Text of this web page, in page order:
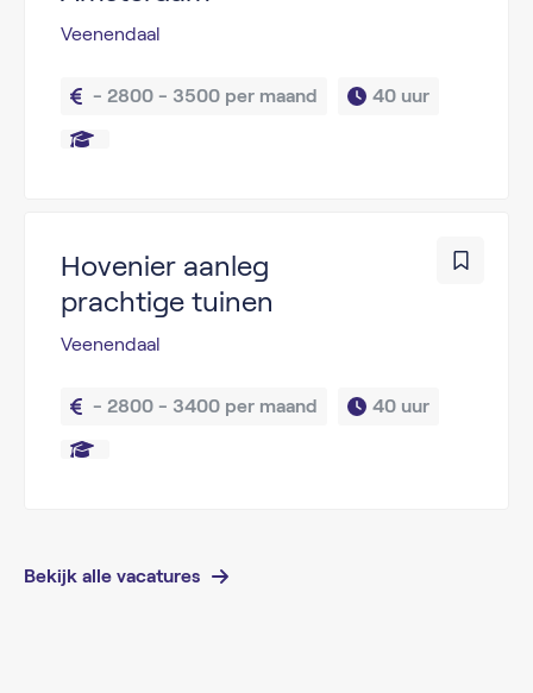
Veenendaal
- 2800 - 3500 per maand 40 uur
Hovenier aanleg
prachtige tuinen
Veenendaal
- 2800 - 3400 per maand 40 uur
Bekijk alle vacatures